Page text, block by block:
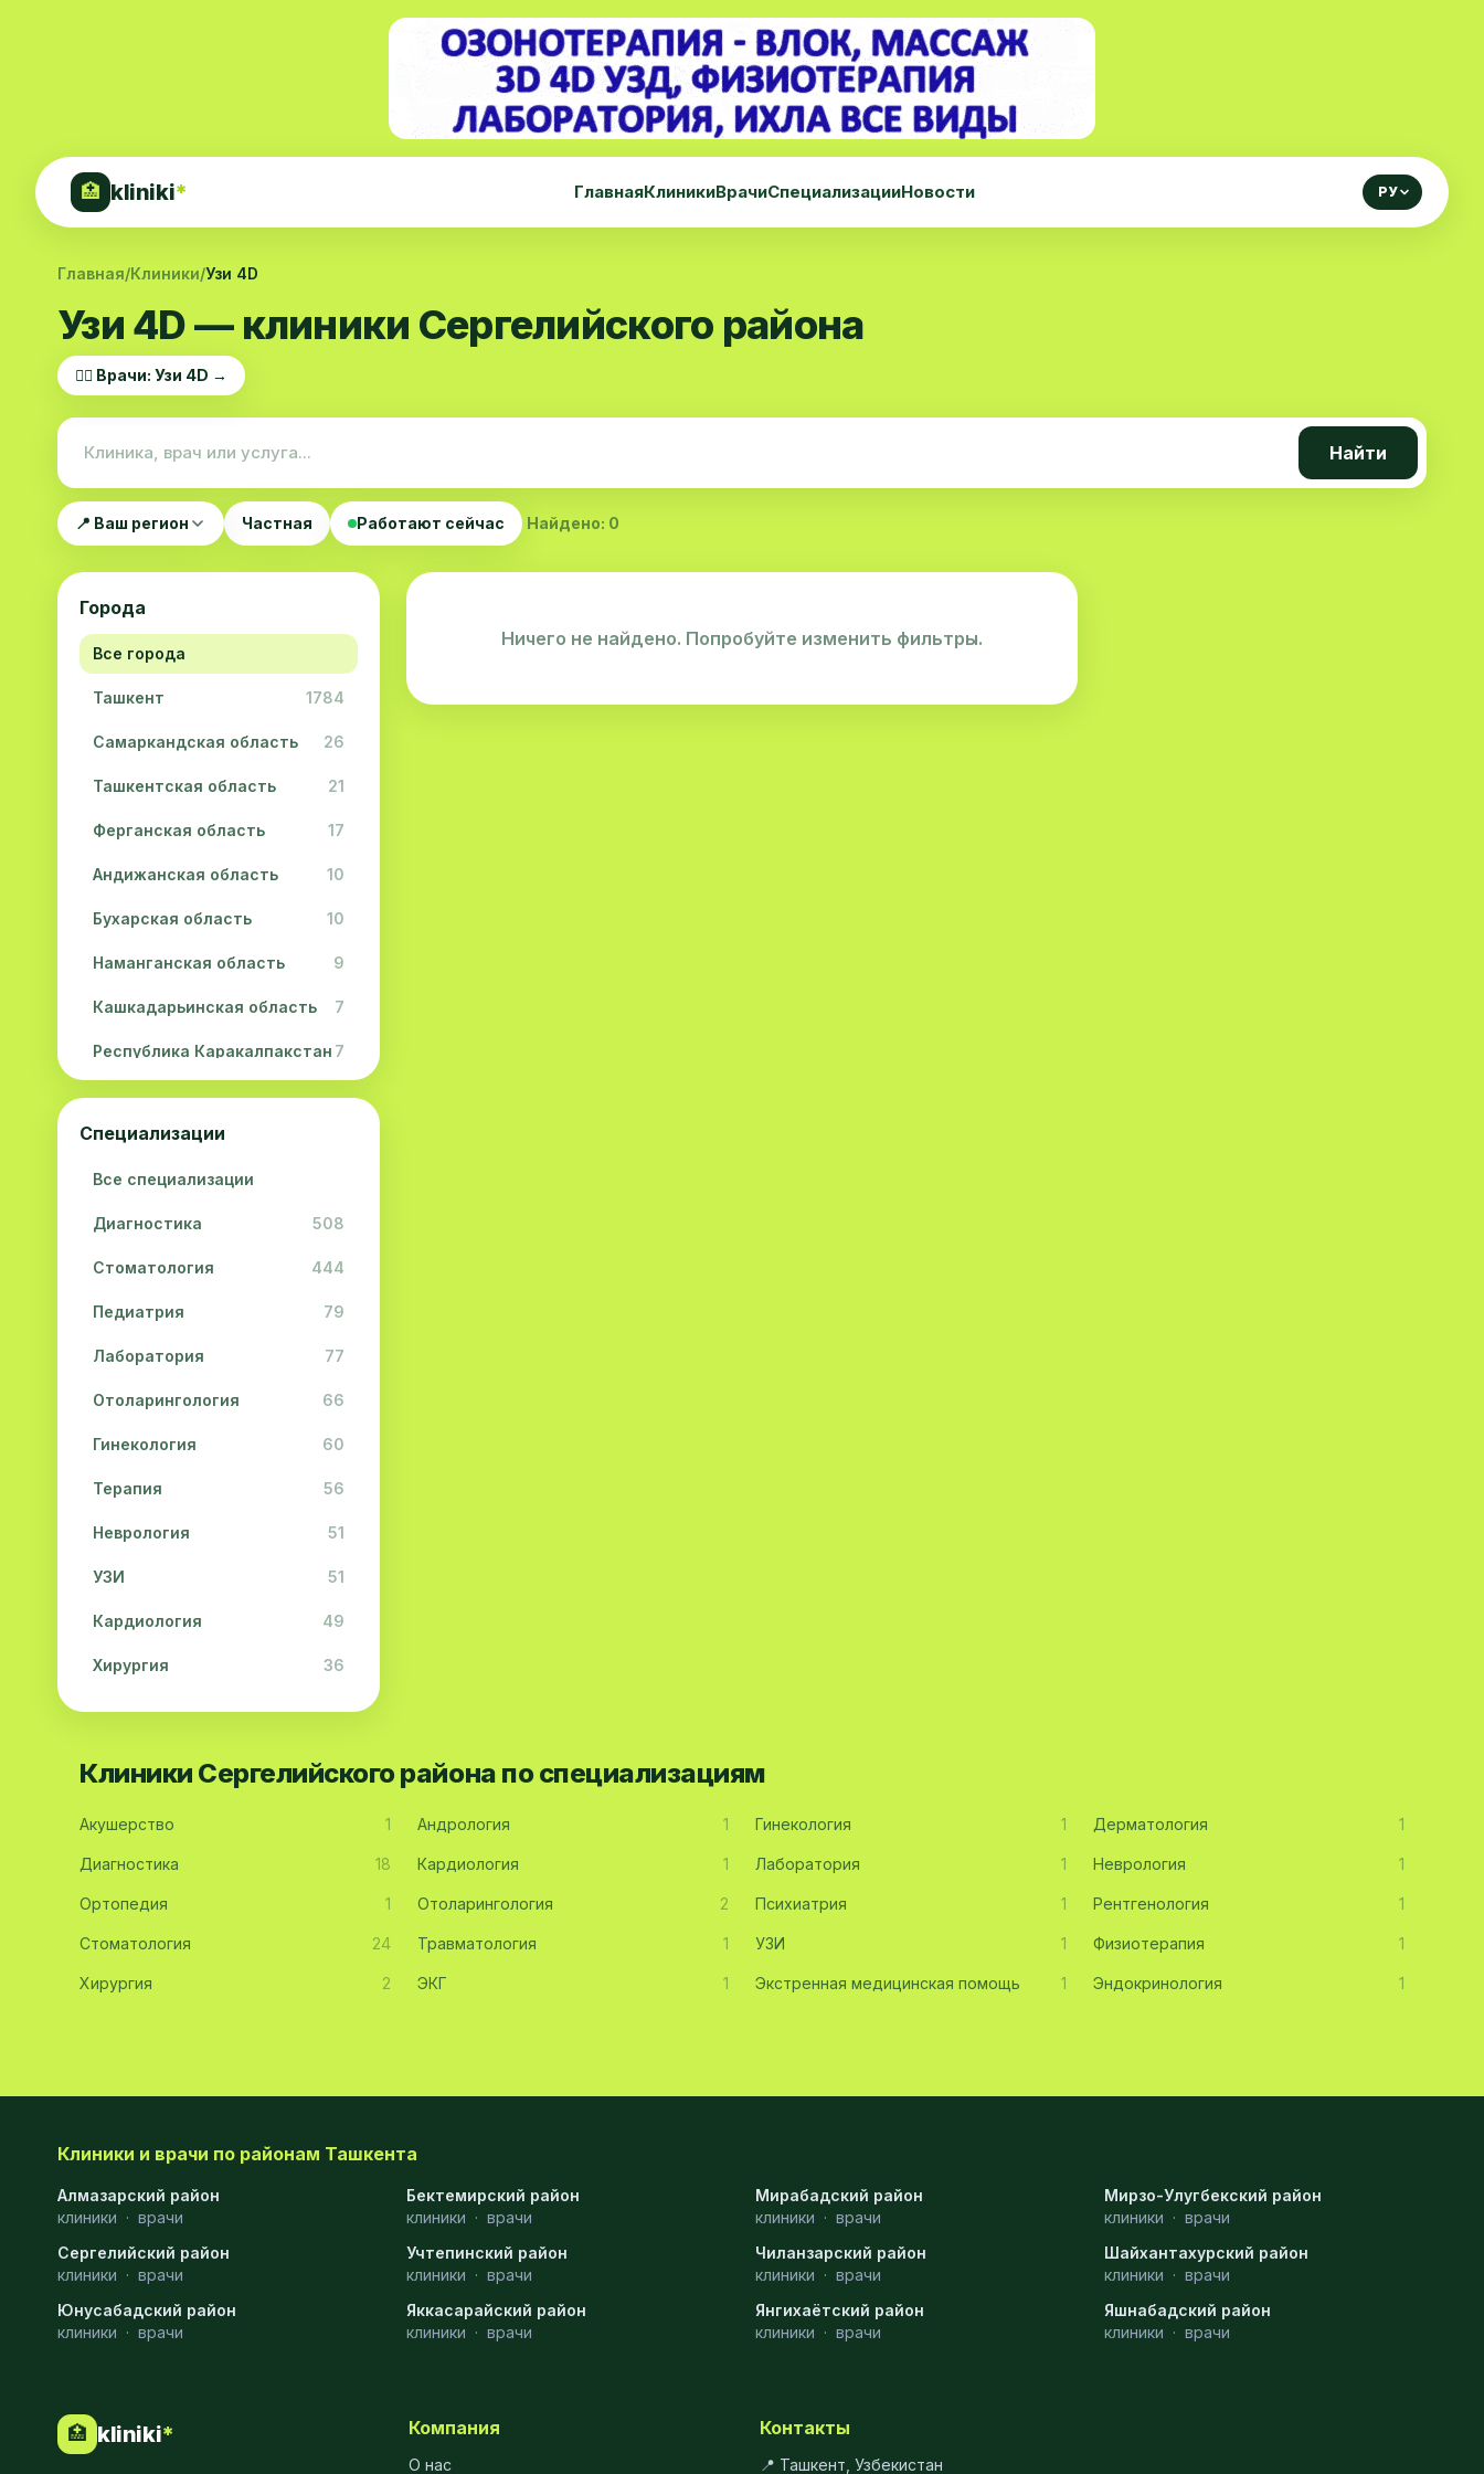
🏥 kliniki* ГлавнаяКлиникиВрачиСпециализацииНовости РУ
Главная/Клиники/Узи 4D
Узи 4D — клиники Сергелийского района
👨‍⚕️ Врачи: Узи 4D →
Найти
📍 Ваш регион Частная Работают сейчас Найдено: 0
Города
Все города
Ташкент 1784
Самаркандская область 26
Ташкентская область 21
Ферганская область 17
Андижанская область 10
Бухарская область 10
Наманганская область 9
Кашкадарьинская область 7
Республика Каракалпакстан 7
Навоийская область 5
Джизакская область
Сурхандарьинская область
Сырдарьинская область 2
Хорезмская область 2
Специализации
Все специализации
Диагностика 508
Стоматология 444
Педиатрия 79
Лаборатория 77
Отоларингология 66
Гинекология 60
Терапия 56
Неврология 51
УЗИ 51
Кардиология 49
Хирургия 36
Физиотерапия 31
Массаж 18
Репродуктология
Гастроэнтерология
Андрология
Аллергология
Ничего не найдено. Попробуйте изменить фильтры.
Клиники Сергелийского района по специализациям
Акушерство 1 Андрология 1 Гинекология 1 Дерматология 1
Диагностика 18 Кардиология 1 Лаборатория 1 Неврология 1
Ортопедия 1 Отоларингология 2 Психиатрия 1 Рентгенология 1
Стоматология 24 Травматология 1 УЗИ 1 Физиотерапия 1
Хирургия 2 ЭКГ 1 Экстренная медицинская помощь 1 Эндокринология 1
Клиники и врачи по районам Ташкента
Алмазарский район
клиники · врачи
Бектемирский район
клиники · врачи
Мирабадский район
клиники · врачи
Мирзо-Улугбекский район
клиники · врачи
Сергелийский район
клиники · врачи
Учтепинский район
клиники · врачи
Чиланзарский район
клиники · врачи
Шайхантахурский район
клиники · врачи
Юнусабадский район
клиники · врачи
Яккасарайский район
клиники · врачи
Янгихаётский район
клиники · врачи
Яшнабадский район
клиники · врачи
🏥 kliniki* Компания
О нас
Контакты
📍 Ташкент, Узбекистан